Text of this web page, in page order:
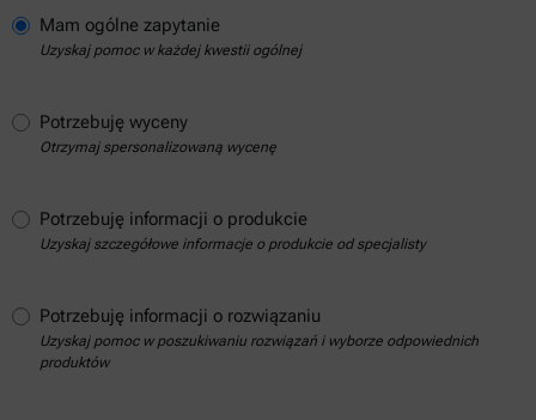
Mam ogólne zapytanie
Uzyskaj pomoc w każdej kwestii ogólnej
Potrzebuję wyceny
Otrzymaj spersonalizowaną wycenę
Potrzebuję informacji o produkcie
Uzyskaj szczegółowe informacje o produkcie od specjalisty
Potrzebuję informacji o rozwiązaniu
Uzyskaj pomoc w poszukiwaniu rozwiązań i wyborze odpowiednich
produktów